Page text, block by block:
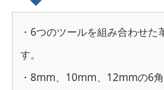
・6つのツールを組み合わせた
す。
・8mm、10mm、12mmの6